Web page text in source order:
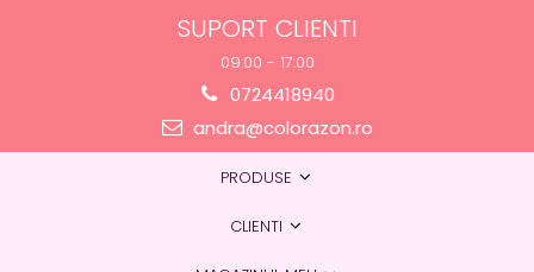
SUPORT CLIENTI
09:00 - 17:00
0724418940
andra@colorazon.ro
PRODUSE
CLIENTI